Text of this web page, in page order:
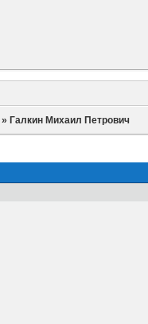
» Галкин Михаил Петрович